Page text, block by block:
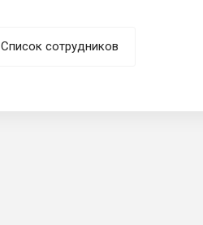
Список сотрудников